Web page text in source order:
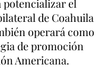
potencializar el
de Coahuila
operará como
de promoción
Americana.